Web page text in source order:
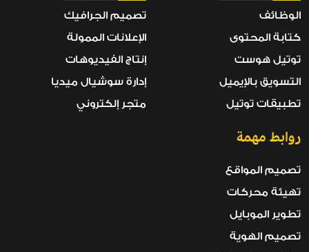
الوظائف
كتابة المحتوى
توتيل هوست
التسويق بالإيميل
تطبيقات توتيل
تصميم الجرافيك
الإعلانات الممولة
إنتاج الفيديوهات
إدارة سوشيال ميديا
متجر إلكتروني
روابط مهمة
تصميم المواقع
تهيئة محركات
تطوير الموبايل
تصميم الهوية